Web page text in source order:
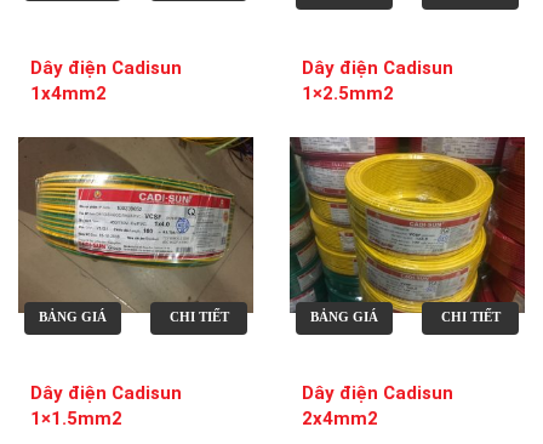
Dây điện Cadisun
1x4mm2
BẢNG GIÁ CHI TIẾT
Dây điện Cadisun
1×2.5mm2
BẢNG GIÁ CHI TIẾT
Dây điện Cadisun
1×1.5mm2
Dây điện Cadisun
2x4mm2